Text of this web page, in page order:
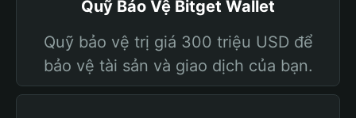
Quỹ Bảo Vệ Bitget Wallet
Quỹ bảo vệ trị giá 300 triệu USD để
bảo vệ tài sản và giao dịch của bạn.